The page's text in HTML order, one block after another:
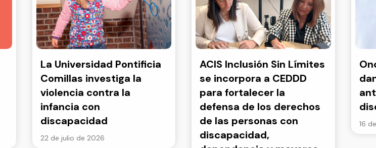
La Universidad Pontificia
Comillas investiga la
violencia contra la
infancia con
discapacidad
22 de julio de 2026
ACIS Inclusión Sin Límites
se incorpora a CEDDD
para fortalecer la
defensa de los derechos
de las personas con
discapacidad,
16